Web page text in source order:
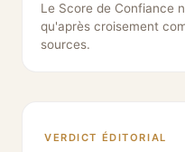
Le Score de Confiance
qu'après croisement
sources.
VERDICT ÉDITORIAL